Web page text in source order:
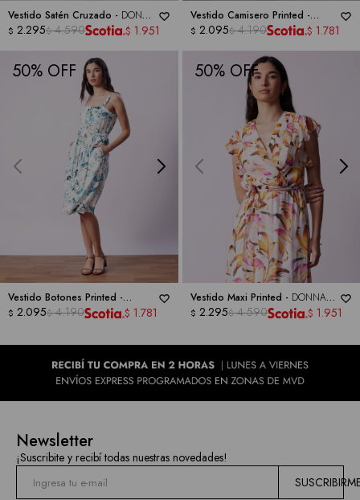
Vestido Satén Cruzado - DONNA
RICCO
$ 2.295$ 4.590 $ 1.951
Vestido Camisero Printed -
DONNA RICCO
$ 2.095$ 4.190 $ 1.781
50
Vestido Botones Printed -
DONNA RICCO
$ 2.095$ 4.190 $ 1.781
50
Vestido Maxi Printed - DONNA
RICCO
$ 2.295$ 4.590 $ 1.951
Newsletter
¡Suscribite y recibí todas nuestras novedades!